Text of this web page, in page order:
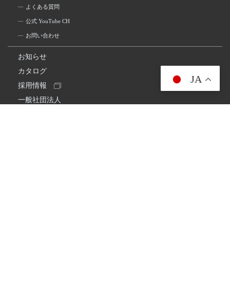
よくある質問
公式 YouTube CH
お問い合わせ
お知らせ
カタログ
採用情報
一般社団法人
JA